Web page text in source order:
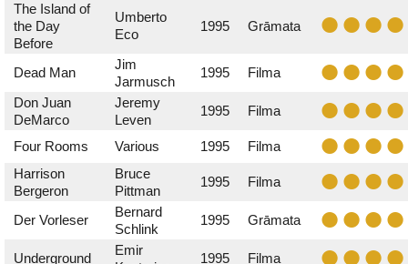
The Island of
the Day
Before
Umberto
Eco
1995 Grāmata
Dead Man
Jim
Jarmusch
1995
Filma
Don Juan
DeMarco
Jeremy
Leven
1995 Filma
Four Rooms Various 1995
Filma
Harrison
Bergeron
Bruce
Pittman
1995 Filma
Der Vorleser
Bernard
Schlink
1995 Grāmata
Underground
Emir
1995
Filma